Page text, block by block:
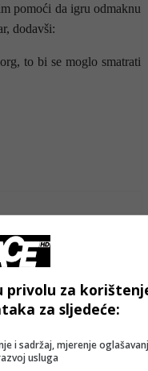
pomoći da igru odmaknu
dodavši:
to bi se moglo smatrati
prvak Italije
privolu za
za sljedeće:
i sadržaj, mjerenje
usluga